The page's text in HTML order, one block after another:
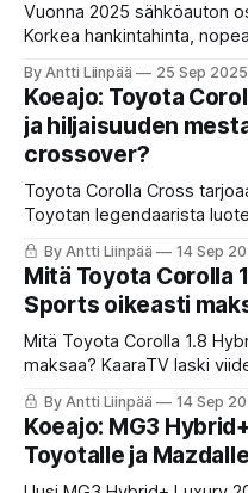
Vuonna 2025 sähköauton
Korkea hankintahinta,
epävarmuus tekevät
KaaraTV:n kriittinen
By Antti Liinpää 25 Sep 2025
Koeajo: Toyota
ja hiljaisuuden
crossover?
Toyota Corolla Cross
Toyotan legendaarista
euron crossover kuitenkin
ominaisuuksiin?
By Antti Liinpää 14 Sep
Mitä Toyota Corolla
Sports oikeasti
Mitä Toyota Corolla 1.8
maksaa? KaaraTV laski
arvonalenema, polttoaine,
yllättävät: omistaminen
Toyota-hybridin
By Antti Liinpää 14 Sep
Koeajo: MG3
Toyotalle ja